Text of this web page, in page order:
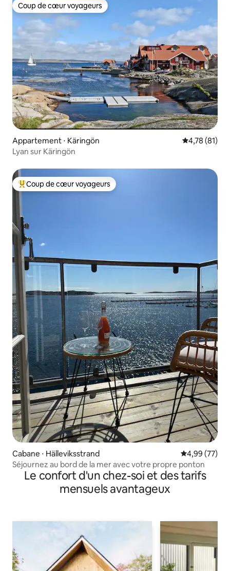
Coup de cœur voyageurs
Coup de cœur voyageurs
Appartement ⋅ Käringön Évaluation
4,78 (81)
Lyan sur Käringön
Coups de cœur voyageurs les plus appréciés
Coup de cœur voyageurs
Cabane ⋅ Hälleviksstrand Évaluation
4,99 (77)
Séjournez au bord de la mer avec votre propre ponton
Le confort d'un chez-soi et des tarifs
mensuels avantageux